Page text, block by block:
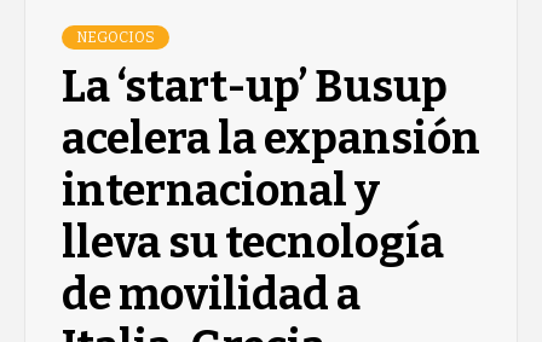
NEGOCIOS
La ‘start-up’ Busup
acelera la expansión
internacional y
lleva su tecnología
de movilidad a